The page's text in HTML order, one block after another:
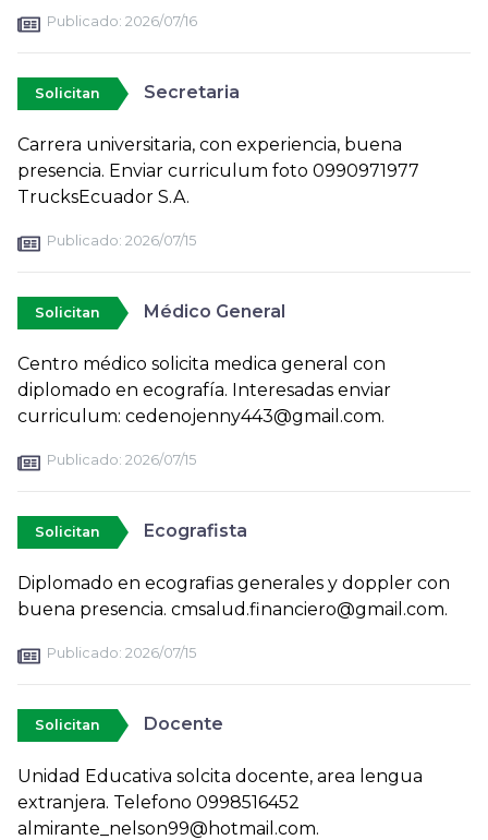
Publicado: 2026/07/16
Solicitan Secretaria
Carrera universitaria, con experiencia, buena
presencia. Enviar curriculum foto 0990971977
TrucksEcuador S.A.
Publicado: 2026/07/15
Solicitan Médico General
Centro médico solicita medica general con
diplomado en ecografía. Interesadas enviar
curriculum: cedenojenny443@gmail.com.
Publicado: 2026/07/15
Solicitan Ecografista
Diplomado en ecografias generales y doppler con
buena presencia. cmsalud.financiero@gmail.com.
Publicado: 2026/07/15
Solicitan Docente
Unidad Educativa solcita docente, area lengua
extranjera. Telefono 0998516452
almirante_nelson99@hotmail.com.